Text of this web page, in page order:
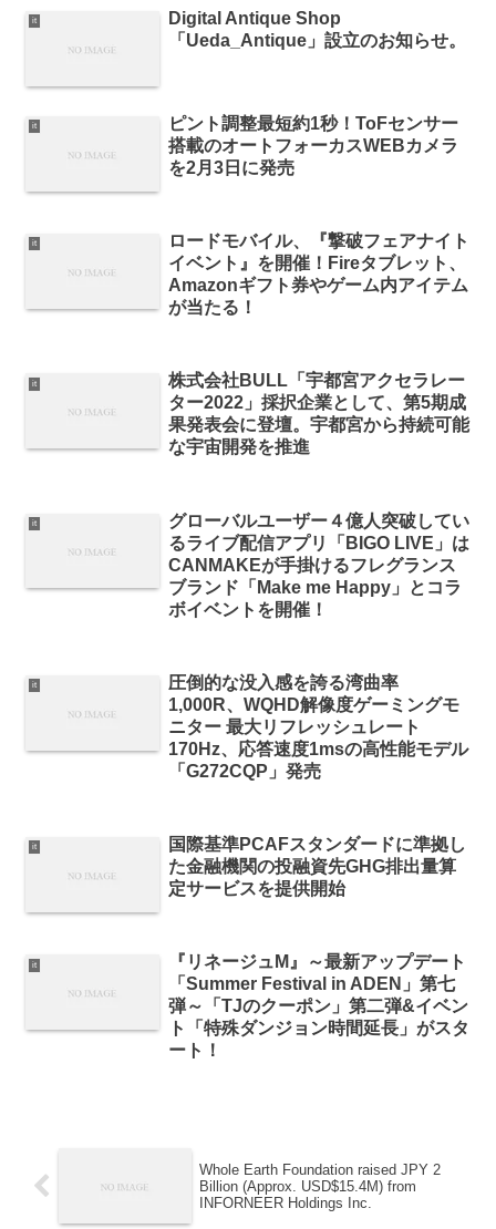
it
Digital Antique Shop
「Ueda_Antique」設立のお知らせ。
it
ピント調整最短約1秒！ToFセンサー
搭載のオートフォーカスWEBカメラ
を2月3日に発売
it
ロードモバイル、『撃破フェアナイト
イベント』を開催！Fireタブレット、
Amazonギフト券やゲーム内アイテム
が当たる！
it
株式会社BULL「宇都宮アクセラレー
ター2022」採択企業として、第5期成
果発表会に登壇。宇都宮から持続可能
な宇宙開発を推進
it
グローバルユーザー４億人突破してい
るライブ配信アプリ「BIGO LIVE」は
CANMAKEが手掛けるフレグランス
ブランド「Make me Happy」とコラ
ボイベントを開催！
it
圧倒的な没入感を誇る湾曲率
1,000R、WQHD解像度ゲーミングモ
ニター 最大リフレッシュレート
170Hz、応答速度1msの高性能モデル
「G272CQP」発売
it
国際基準PCAFスタンダードに準拠し
た金融機関の投融資先GHG排出量算
定サービスを提供開始
it
『リネージュM』～最新アップデート
「Summer Festival in ADEN」第七
弾～「TJのクーポン」第二弾&イベン
ト「特殊ダンジョン時間延長」がスタ
ート！
Whole Earth Foundation raised JPY 2
Billion (Approx. USD$15.4M) from
INFORNEER Holdings Inc.